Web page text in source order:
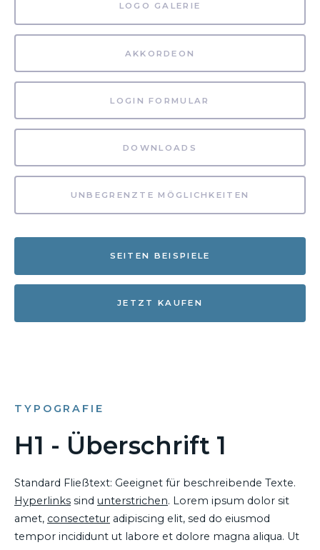
LOGO GALERIE
AKKORDEON
LOGIN FORMULAR
DOWNLOADS
UNBEGRENZTE MÖGLICHKEITEN
SEITEN BEISPIELE
JETZT KAUFEN
TYPOGRAFIE
H1 - Überschrift 1
Standard Fließtext: Geeignet für beschreibende Texte.
Hyperlinks sind unterstrichen. Lorem ipsum dolor sit
amet, consectetur adipiscing elit, sed do eiusmod
tempor incididunt ut labore et dolore magna aliqua. Ut